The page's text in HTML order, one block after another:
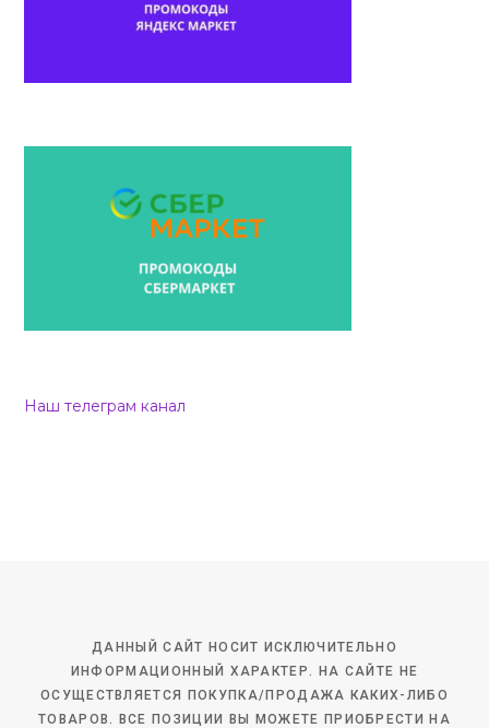
Наш телеграм канал
ДАННЫЙ САЙТ НОСИТ ИСКЛЮЧИТЕЛЬНО
ИНФОРМАЦИОННЫЙ ХАРАКТЕР. НА САЙТЕ НЕ
ОСУЩЕСТВЛЯЕТСЯ ПОКУПКА/ПРОДАЖА КАКИХ-ЛИБО
ТОВАРОВ. ВСЕ ПОЗИЦИИ ВЫ МОЖЕТЕ ПРИОБРЕСТИ НА